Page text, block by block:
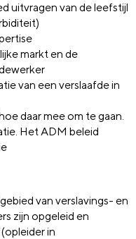
uitvragen van de leefstijl
markt en de
van een verslaafde in
daar mee om te gaan.
Het ADM beleid
van verslavings- en
zijn opgeleid en
in